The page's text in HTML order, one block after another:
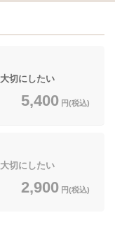
切にしたい
5,400 円(税込)
切にしたい
2,900 円(税込)